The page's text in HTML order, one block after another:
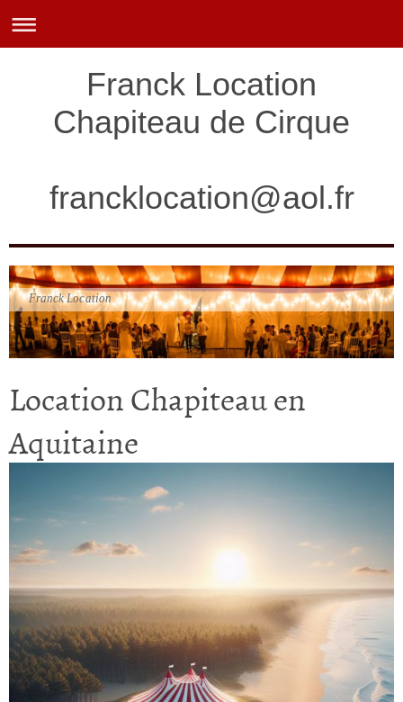
Franck Location
Chapiteau de Cirque
francklocation@aol.fr
Franck Location
Location Chapiteau en
Aquitaine